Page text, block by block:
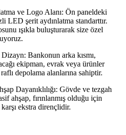
ve Logo Alanı: Ön paneldeki
LED şerit aydınlatma standarttır.
ışıkla buluşturarak size özel
Bankonun arka kısmı,
ekipman, evrak veya ürünler
depolama alanlarına sahiptir.
Dayanıklılığı: Gövde ve tezgah
ahşap, fırınlanmış olduğu için
ekstra dirençlidir.